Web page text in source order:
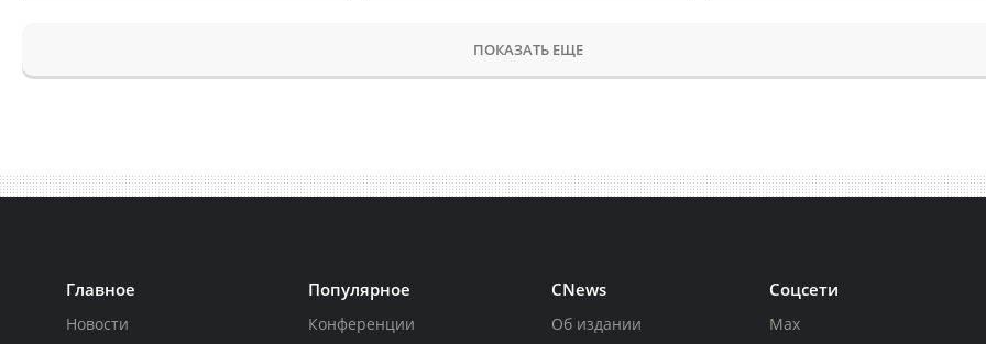
ПОКАЗАТЬ ЕЩЕ
Главное
Новости
Популярное
Конференции
CNews
Об издании
Соцсети
Max